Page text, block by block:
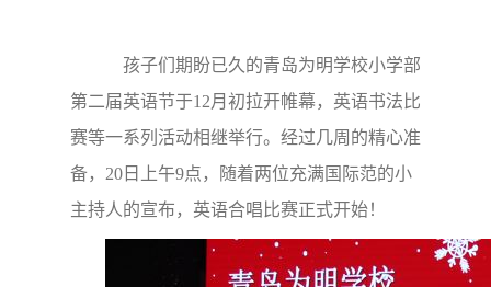
孩子们期盼已久的青岛为明学校小学部
第二届英语节于12月初拉开帷幕，英语书法比
赛等一系列活动相继举行。经过几周的精心准
备，20日上午9点，随着两位充满国际范的小
主持人的宣布，英语合唱比赛正式开始！